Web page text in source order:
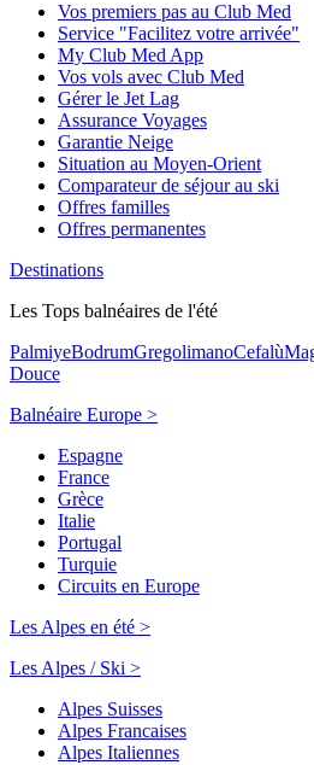
Vos premiers pas au Club Med
Service "Facilitez votre arrivée"
My Club Med App
Vos vols avec Club Med
Gérer le Jet Lag
Assurance Voyages
Garantie Neige
Situation au Moyen-Orient
Comparateur de séjour au ski
Offres familles
Offres permanentes
Destinations
Les Tops balnéaires de l'été
PalmiyeBodrumGregolimanoCefalù
Douce
Balnéaire Europe >
Espagne
France
Grèce
Italie
Portugal
Turquie
Circuits en Europe
Les Alpes en été >
Les Alpes / Ski >
Alpes Suisses
Alpes Francaises
Alpes Italiennes